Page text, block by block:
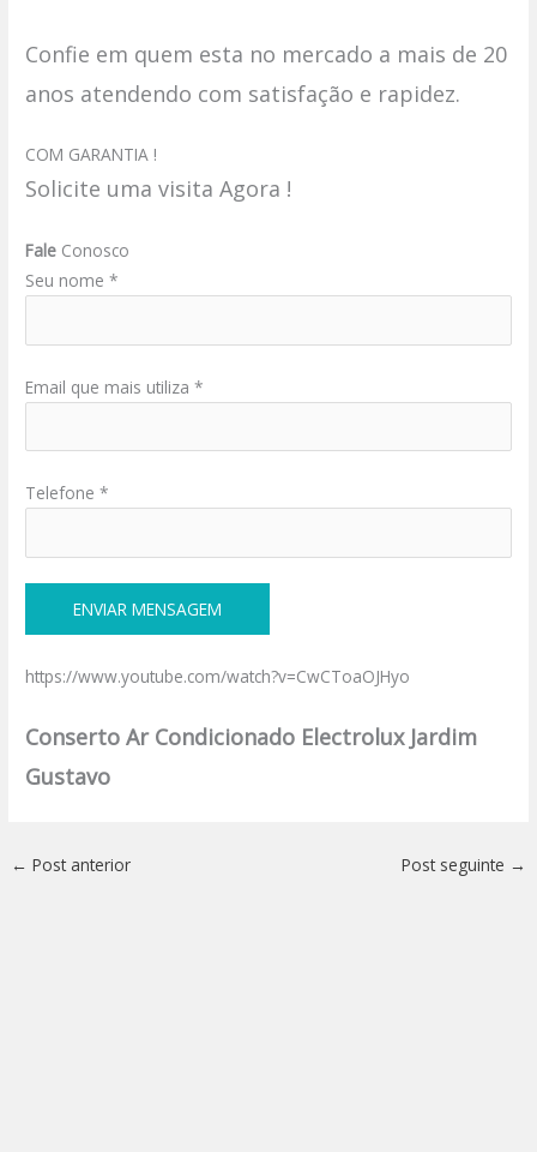
Confie em quem esta no mercado a mais de 20
anos atendendo com satisfação e rapidez.
COM GARANTIA !
Solicite uma visita Agora !
Fale Conosco
Seu nome *
Email que mais utiliza *
Telefone *
https://www.youtube.com/watch?v=CwCToaOJHyo
Conserto Ar Condicionado Electrolux Jardim
Gustavo
← Post anterior Post seguinte →